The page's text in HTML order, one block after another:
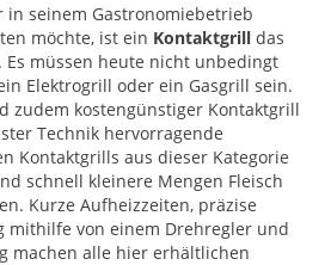
in seinem Gastronomiebetrieb
möchte, ist ein Kontaktgrill das
Es müssen heute nicht unbedingt
Elektrogrill oder ein Gasgrill sein.
zudem kostengünstiger Kontaktgrill
Technik hervorragende
Kontaktgrills aus dieser Kategorie
schnell kleinere Mengen Fleisch
Kurze Aufheizzeiten, präzise
mithilfe von einem Drehregler und
machen alle hier erhältlichen